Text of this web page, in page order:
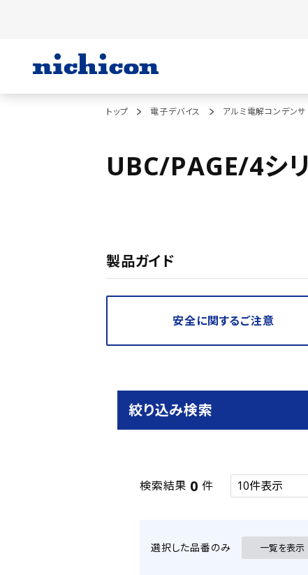
トップ 電子デバイス アルミ電解コンデンサ
UBC/PAGE/4シ
製品ガイド
安全に関するご注意
絞り込み検索
検索結果 0 件
選択した品番のみ 一覧を表示